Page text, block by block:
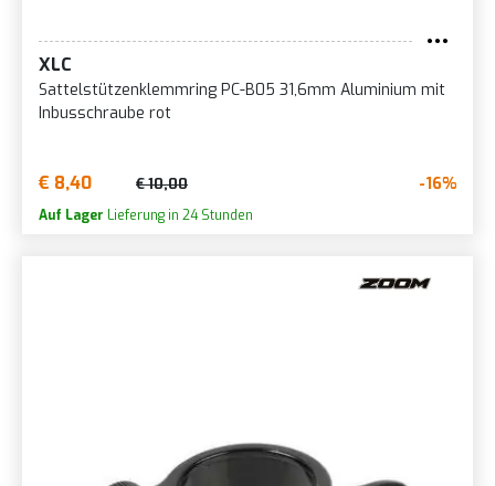
XLC
Sattelstützenklemmring PC-B05 31,6mm Aluminium mit
Inbusschraube rot
€ 8,40 € 10,00 -16%
Auf Lager Lieferung in 24 Stunden